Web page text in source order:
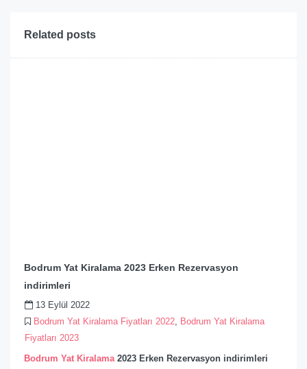
Related posts
Bodrum Yat Kiralama 2023 Erken Rezervasyon
indirimleri
13 Eylül 2022
Bodrum Yat Kiralama Fiyatları 2022, Bodrum Yat Kiralama
Fiyatları 2023
Bodrum Yat Kiralama2023 Erken Rezervasyon indirimleri